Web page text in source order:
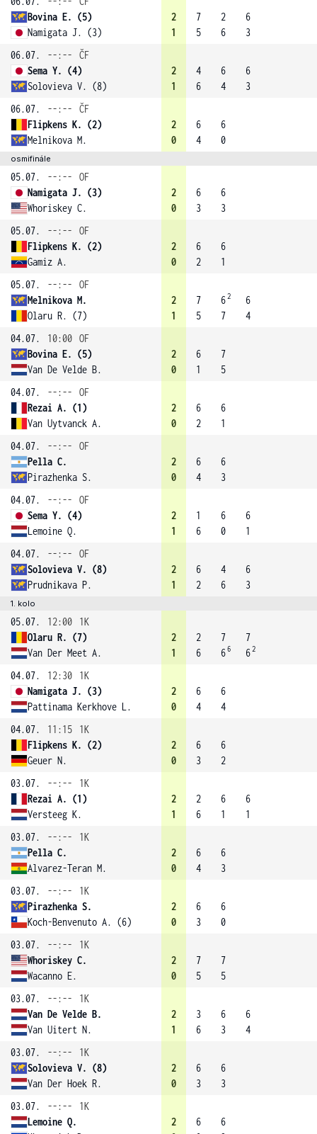
Bovina E. (5)
Namigata J. (3)
2
1
7
5
2
6
6
3
06.07.
--:--
ČF
Sema Y. (4)
Solovieva V. (8)
2
1
4
6
6
4
6
3
06.07.
--:--
ČF
Flipkens K. (2)
Melnikova M.
2
0
6
4
6
0
osmifinále
05.07. --:--
OF
Namigata J. (3)
Whoriskey C.
2
0
6
3
6
3
05.07.
--:--
OF
Flipkens K. (2)
Gamiz A.
2
0
6
2
6
1
05.07.
--:--
OF
Melnikova M.
Olaru R. (7)
2
1
7
5
62
7
6
4
04.07.
10:00 OF
Bovina E. (5)
Van De Velde B.
2
0
6
1
7
5
04.07.
--:--
OF
Rezai A. (1)
Van Uytvanck A.
2
0
6
2
6
1
04.07.
--:--
OF
Pella C.
Pirazhenka S.
2
0
6
4
6
3
04.07.
--:--
OF
Sema Y. (4)
Lemoine Q.
2
1
1
6
6
0
6
1
04.07.
--:--
OF
Solovieva V. (8)
Prudnikava P.
2
1
6
2
4
6
6
3
1. kolo
05.07. 12:00
1K
Olaru R. (7)
Van Der Meet A.
2
1
2
6
7
66
7
62
04.07. 12:30
1K
Namigata J. (3)
Pattinama Kerkhove L.
2
0
6
4
6
4
04.07.
11:15
1K
Flipkens K. (2)
Geuer N.
2
0
6
3
6
2
03.07.
--:--
1K
Rezai A. (1)
Versteeg K.
2
1
2
6
6
1
6
1
03.07.
--:--
1K
Pella C.
Alvarez-Teran M.
2
0
6
4
6
3
03.07.
--:--
1K
Pirazhenka S.
Koch-Benvenuto A. (6)
2
0
6
3
6
0
03.07.
--:--
1K
Whoriskey C.
Wacanno E.
2
0
7
5
7
5
03.07.
--:--
1K
Van De Velde B.
Van Uitert N.
2
1
3
6
6
3
6
4
03.07.
--:--
1K
Solovieva V. (8)
Van Der Hoek R.
2
0
6
3
6
3
03.07.
--:--
1K
Lemoine Q.
2
6
6